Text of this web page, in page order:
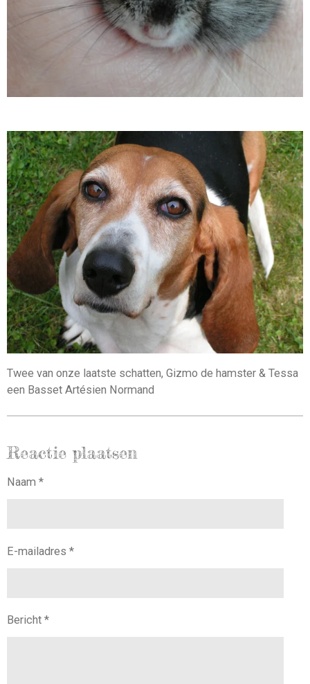
Twee van onze laatste schatten, Gizmo de hamster & Tessa
een Basset Artésien Normand
Reactie plaatsen
Naam *
E-mailadres *
Bericht *